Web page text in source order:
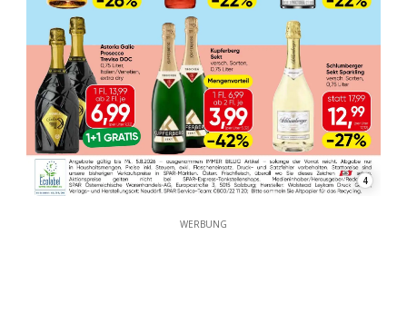
4
WERBUNG